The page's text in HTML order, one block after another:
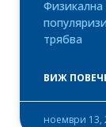
трябва
ВИЖ
ноември 13,